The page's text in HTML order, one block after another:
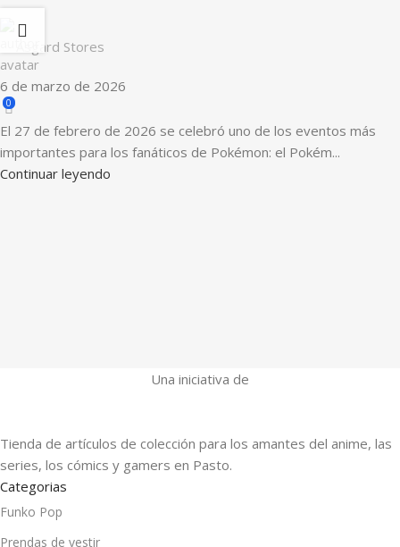
Asgard Stores
6 de marzo de 2026
0
El 27 de febrero de 2026 se celebró uno de los eventos más
importantes para los fanáticos de Pokémon: el Pokém...
Continuar leyendo
Una iniciativa de
Tienda de artículos de colección para los amantes del anime, las
series, los cómics y gamers en Pasto.
Categorias
Funko Pop
Prendas de vestir